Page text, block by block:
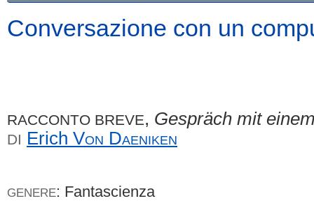
Conversazione con un
RACCONTO BREVE, Gespräch mit
DI Erich Von Daeniken
GENERE: Fantascienza